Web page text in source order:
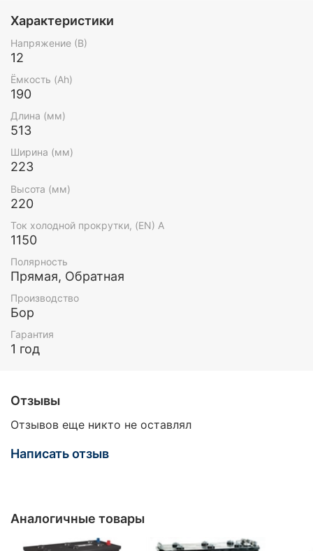
Характеристики
Напряжение (В)
12
Ёмкость (Ah)
190
Длина (мм)
513
Ширина (мм)
223
Высота (мм)
220
Ток холодной прокрутки, (EN) А
1150
Полярность
Прямая, Обратная
Производство
Бор
Гарантия
1 год
Отзывы
Отзывов еще никто не оставлял
Написать отзыв
Аналогичные товары